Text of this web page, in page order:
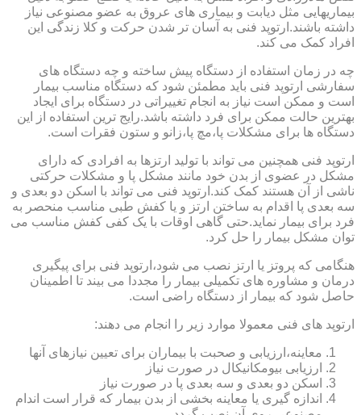
بیماریهایی مثل دیابت و بیماری های عروق به عضو مصنوعی نیاز
داشته باشند.ارتوپد فنی به آسان تر شدن حرکت و کلا زندگی این
افراد کمک می کند.
چه در زمان استفاده از دستگاه پیش ساخته و چه دستگاه های
سفارشی ارتوپد فنی باید مطمئن شود که دستگاه مناسب بیمار
است و ممکن است نیاز به انجام تغییراتی در دستگاه برای ایجاد
بهترین حالت ممکن برای فرد داشته باشد.رایج ترین استفاده از این
دستگاه ها برای مشکلات پا،مچ پا،زانو و ستون فقرات است.
ارتوپد فنی همچنین می تواند با تولید ارتزها به افرادی که دارای
مشکل در عضوی از بدن خود مانند مشکل پا و مشکلات حرکتی
ناشی از آن هستند کمک کند.ارتوپد فنی می تواند با اسکن دو بعدی و
سه بعدی پا اقدام به ساختن ارتز و یا کفش طبی مناسب منحصر به
فرد برای بیمار نماید.حتی گاهی اوقات با یک کفی کفش مناسب می
توان مشکل بیمار را حل کرد.
هنگامی که پروتز یا ارتز نصب می شود،ارتوپد فنی برای پیگیری
درمان و مشاوره های تکمیلی بیمار را مجددا می بیند تا اطمینان
حاصل شود که بیمار از دستگاه راضی است.
ارتوپد های فنی معمولا موارد زیر را انجام می دهند:
معاینه،ارزیابی و صحبت با بیماران برای تعیین نیازهای آنها
ارزیابی بیومکانیکال در صورت نیاز
اسکن دو بعدی و سه بعدی پا در صورت نیاز
اندازه گیری یا معاینه بخشی از بدن بیمار که قرار است اندام